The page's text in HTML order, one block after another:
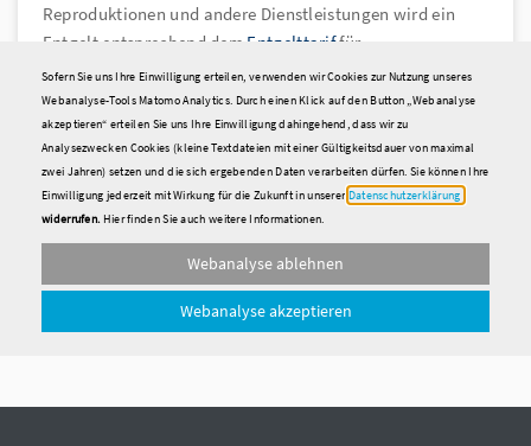
Reproduktionen und andere Dienstleistungen wird ein
Entgelt entsprechend dem Entgelttariffür
Dienstleistungen des BWA erhoben.
Sofern Sie uns Ihre Einwilligung erteilen, verwenden wir Cookies zur Nutzung unseres
Webanalyse-Tools Matomo Analytics. Durch einen Klick auf den Button „Webanalyse
akzeptieren“ erteilen Sie uns Ihre Einwilligung dahingehend, dass wir zu
Analysezwecken Cookies (kleine Textdateien mit einer Gültigkeitsdauer von maximal
zwei Jahren) setzen und die sich ergebenden Daten verarbeiten dürfen. Sie können Ihre
Einwilligung jederzeit mit Wirkung für die Zukunft in unserer Datenschutzerklärung
widerrufen. Hier finden Sie auch weitere Informationen.
Webanalyse ablehnen
Webanalyse akzeptieren